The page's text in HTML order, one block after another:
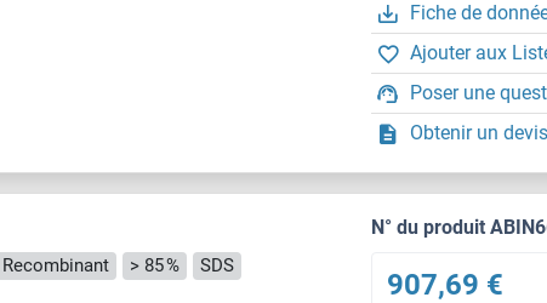
Fiche de
Ajouter aux
Poser une
Obtenir un devis
Recombinant > 85 % SDS
N° du produit
907,69 €